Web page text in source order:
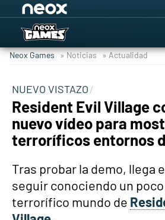
Hyrule
Cyberpunk
Hyrule Warriors
Asia peculiar
Neox Games » Noticias » Actualidad
NUEVO VISTAZO
Resident Evil Village
nuevo vídeo para
terroríficos entornos
Tras probar la demo, llega
seguir conociendo un
terrorífico mundo de